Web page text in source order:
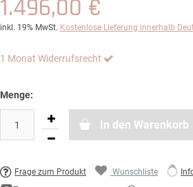
1.496,00 €
inkl. 19% MwSt. Kostenlose Lieferung innerhalb
1 Monat Widerrufsrecht
Menge:
In den Warenkorb
Frage zum Produkt Wunschliste